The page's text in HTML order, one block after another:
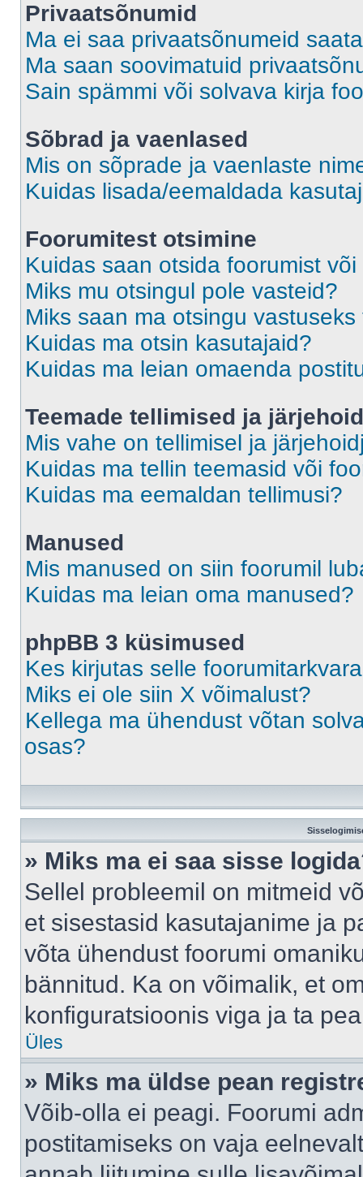
Privaatsõnumid
Ma ei saa privaatsõnumeid
Ma saan soovimatuid
Sain spämmi või solvava kirja
Sõbrad ja vaenlased
Mis on sõprade ja vaenlaste
Kuidas lisada/eemaldada
Foorumitest otsimine
Kuidas saan otsida foorumist
Miks mu otsingul pole vasteid?
Miks saan ma otsingu
Kuidas ma otsin kasutajaid?
Kuidas ma leian omaenda
Teemade tellimised ja
Mis vahe on tellimisel ja
Kuidas ma tellin teemasid või
Kuidas ma eemaldan tellimusi?
Manused
Mis manused on siin foorumil
Kuidas ma leian oma manused?
phpBB 3 küsimused
Kes kirjutas selle
Miks ei ole siin X võimalust?
Kellega ma ühendust võtan
osas?
» Miks ma ei saa sisse
Sellel probleemil on mitmeid
et sisestasid kasutajanime ja
võta ühendust foorumi
bännitud. Ka on võimalik, et
konfiguratsioonis viga ja ta
Üles
» Miks ma üldse pean
Võib-olla ei peagi. Foorumi
postitamiseks on vaja